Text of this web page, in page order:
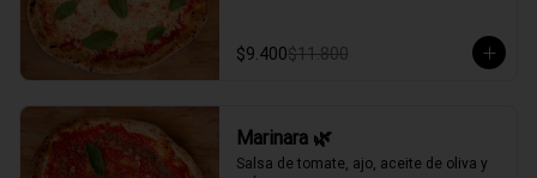
$9.400$11.800
Marinara 🌿
Salsa de tomate, ajo, aceite de oliva y